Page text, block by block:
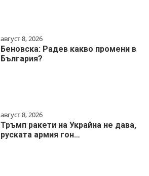
август 8, 2026
Беновска: Радев какво промени в
България?
август 8, 2026
Тръмп ракети на Украйна не дава,
руската армия гон…